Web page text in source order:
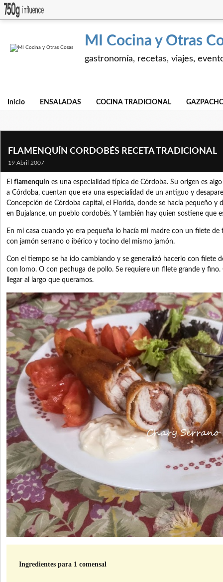
MI Cocina y Otras
gastronomía, recetas, viajes,
Inicio ENSALADAS COCINA TRADICIONAL
FLAMENQUÍN CORDOBÉS RECETA TRADICIONAL
19 Abril 2007
El flamenquín es una especialidad típica de Córdoba. Su origen es
a Córdoba, cuentan que era una especialidad de un antiguo y
Concepción de Córdoba capital, el Florida, donde se hacía pequeño y
en Bujalance, un pueblo cordobés. Y también hay quien sostiene que
En mi casa cuando yo era pequeña lo hacía mi madre con un filete
con jamón serrano o ibérico y tocino del mismo jamón.
Con el tiempo se ha ido cambiando y se generalizó hacerlo con filete
con lomo. O con pechuga de pollo. Se requiere un filete grande y fino.
llegar al largo que queramos.
Ingredientes para 1 comensal